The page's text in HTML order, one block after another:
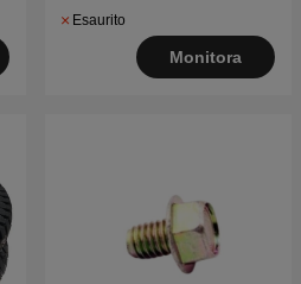
Esaurito
Monitora